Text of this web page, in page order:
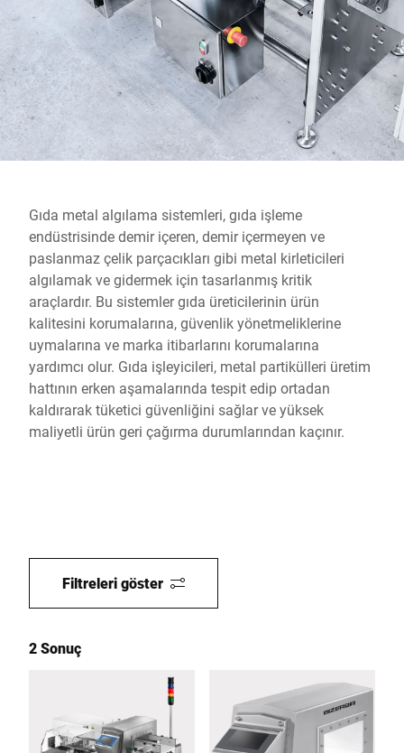
Küresel web sitesi
Gıda metal algılama sistemleri, gıda işleme
endüstrisinde demir içeren, demir içermeyen ve
paslanmaz çelik parçacıkları gibi metal kirleticileri
algılamak ve gidermek için tasarlanmış kritik
araçlardır. Bu sistemler gıda üreticilerinin ürün
kalitesini korumalarına, güvenlik yönetmeliklerine
uymalarına ve marka itibarlarını korumalarına
yardımcı olur. Gıda işleyicileri, metal partikülleri üretim
hattının erken aşamalarında tespit edip ortadan
kaldırarak tüketici güvenliğini sağlar ve yüksek
maliyetli ürün geri çağırma durumlarından kaçınır.
Filtreleri göster
2 Sonuç